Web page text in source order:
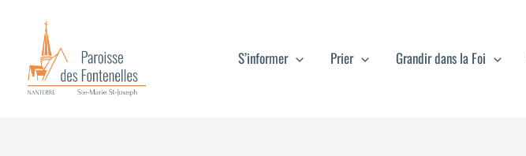
contenu
S’informer Prier Grandir dans la Foi